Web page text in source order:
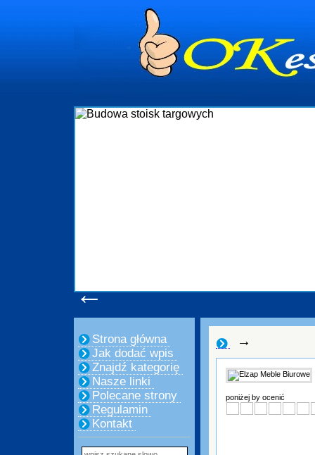
←
Strona główna
Jak dodać wpis
Znajdź kategorię
Nasze linki
Polecane strony
Regulamin
Kontakt
→
poniżej by ocenić